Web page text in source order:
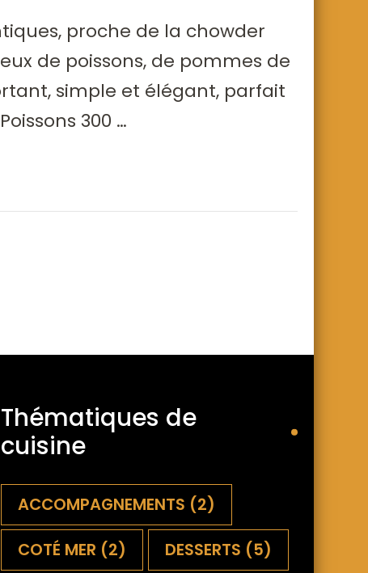
proche de la chowder
de poissons, de pommes de
simple et élégant, parfait
300 …
Thématiques de
cuisine
ACCOMPAGNEMENTS (2)
COTÉ MER (2) DESSERTS (5)